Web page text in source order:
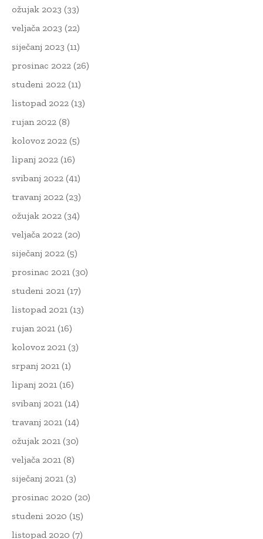
ožujak 2023 (33)
veljača 2023 (22)
siječanj 2023 (11)
prosinac 2022 (26)
studeni 2022 (11)
listopad 2022 (13)
rujan 2022 (8)
kolovoz 2022 (5)
lipanj 2022 (16)
svibanj 2022 (41)
travanj 2022 (23)
ožujak 2022 (34)
veljača 2022 (20)
siječanj 2022 (5)
prosinac 2021 (30)
studeni 2021 (17)
listopad 2021 (13)
rujan 2021 (16)
kolovoz 2021 (3)
srpanj 2021 (1)
lipanj 2021 (16)
svibanj 2021 (14)
travanj 2021 (14)
ožujak 2021 (30)
veljača 2021 (8)
siječanj 2021 (3)
prosinac 2020 (20)
studeni 2020 (15)
listopad 2020 (7)